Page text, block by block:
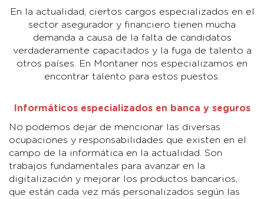
En la actualidad, ciertos cargos especializados en el
sector asegurador y financiero tienen mucha
demanda a causa de la falta de candidatos
verdaderamente capacitados y la fuga de talento a
otros países. En Montaner nos especializamos en
encontrar talento para estos puestos.
Informáticos especializados en banca y seguros
No podemos dejar de mencionar las diversas
ocupaciones y responsabilidades que existen en el
campo de la informática en la actualidad. Son
trabajos fundamentales para avanzar en la
digitalización y mejorar los productos bancarios,
que están cada vez más personalizados según las